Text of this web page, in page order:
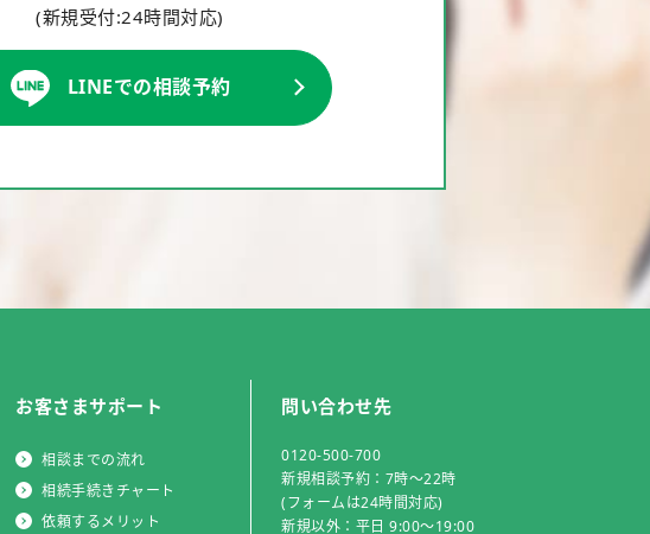
(新規受付:24時間対応)
LINEでの相談予約
お客さまサポート
相談までの流れ
相続手続きチャート
依頼するメリット
問い合わせ先
0120-418-002
新規相談予約：7時～22時
(フォームは24時間対応)
新規以外：平日 9:00～19:00